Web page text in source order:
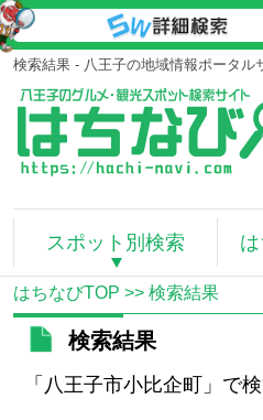
検索結果 - 八王子の地域情報ポータル
スポット別検索
はちなびTOP >> 検索結果
検索結果
「八王子市小比企町」で